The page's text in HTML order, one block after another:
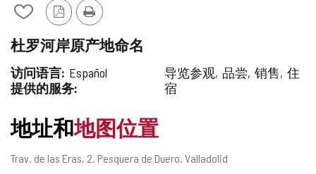
León
从
的
记
本
添
加/
除
PDF
本
打
杜罗河岸原产地命名
访问语言 Español
提供的服务
导览参观 品尝 销售 住
宿
地址和地图位置
邮
Trav. de las Eras, 2. Pesquera de Duero. Valladolid